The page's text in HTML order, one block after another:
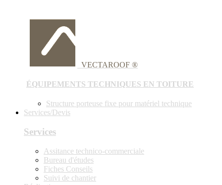
VECTAROOF ®
ÉQUIPEMENTS TECHNIQUES EN TOITURE
Structure porteuse fixe pour matériel technique
Services/Devis
Services
Assitance technico-commerciale
Bureau d'études
Fiches Conseils
Suivi de chantier